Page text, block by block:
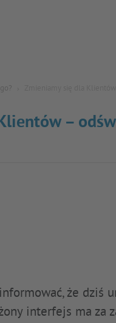
–
że dziś
interfejs ma za